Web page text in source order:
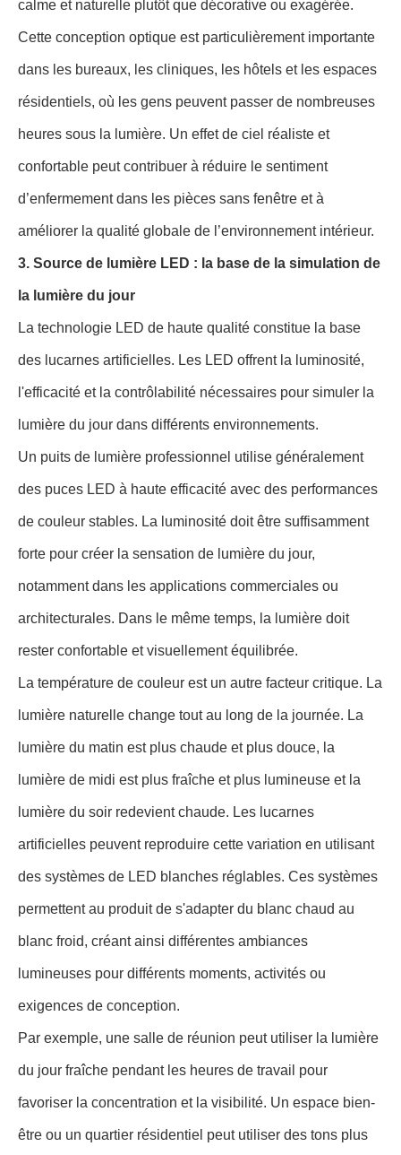
calme et naturelle plutôt que décorative ou exagérée.
Cette conception optique est particulièrement importante
dans les bureaux, les cliniques, les hôtels et les espaces
résidentiels, où les gens peuvent passer de nombreuses
heures sous la lumière. Un effet de ciel réaliste et
confortable peut contribuer à réduire le sentiment
d’enfermement dans les pièces sans fenêtre et à
améliorer la qualité globale de l’environnement intérieur.
3. Source de lumière LED : la base de la simulation de
la lumière du jour
La technologie LED de haute qualité constitue la base
des lucarnes artificielles. Les LED offrent la luminosité,
l'efficacité et la contrôlabilité nécessaires pour simuler la
lumière du jour dans différents environnements.
Un puits de lumière professionnel utilise généralement
des puces LED à haute efficacité avec des performances
de couleur stables. La luminosité doit être suffisamment
forte pour créer la sensation de lumière du jour,
notamment dans les applications commerciales ou
architecturales. Dans le même temps, la lumière doit
rester confortable et visuellement équilibrée.
La température de couleur est un autre facteur critique. La
lumière naturelle change tout au long de la journée. La
lumière du matin est plus chaude et plus douce, la
lumière de midi est plus fraîche et plus lumineuse et la
lumière du soir redevient chaude. Les lucarnes
artificielles peuvent reproduire cette variation en utilisant
des systèmes de LED blanches réglables. Ces systèmes
permettent au produit de s'adapter du blanc chaud au
blanc froid, créant ainsi différentes ambiances
lumineuses pour différents moments, activités ou
exigences de conception.
Par exemple, une salle de réunion peut utiliser la lumière
du jour fraîche pendant les heures de travail pour
favoriser la concentration et la visibilité. Un espace bien-
être ou un quartier résidentiel peut utiliser des tons plus